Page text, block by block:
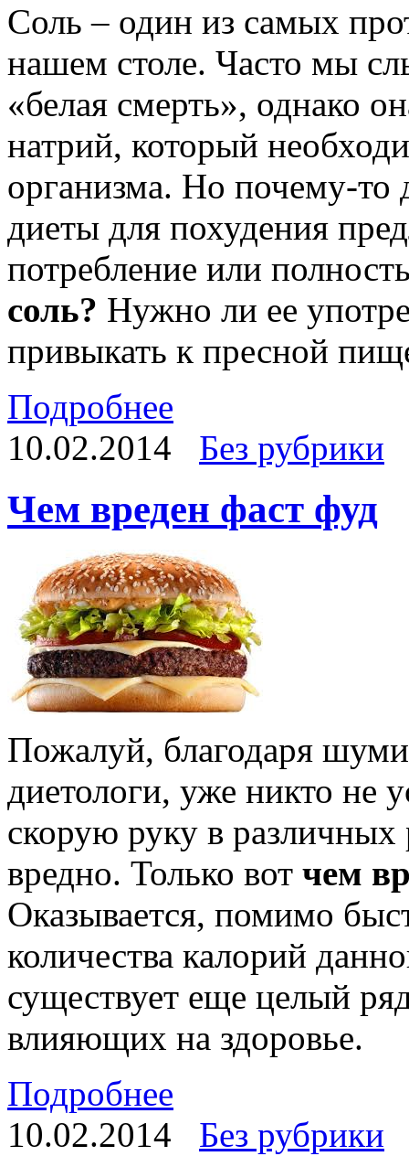
Соль – один из самых
нашем столе. Часто мы
«белая смерть», однако
натрий, который
организма. Но почему-то
диеты для похудения
потребление или
соль? Нужно ли ее
привыкать к пресной
Подробнее
10.02.2014
Без рубрики
Чем вреден фаст фуд
Пожалуй, благодаря
диетологи, уже никто не
скорую руку в различных
вредно. Только вот чем
Оказывается, помимо
количества калорий
существует еще целый
влияющих на здоровье.
Подробнее
10.02.2014
Без рубрики